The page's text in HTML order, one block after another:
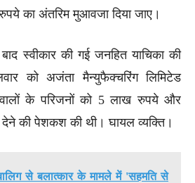
का अंतरिम मुआवजा दिया जाए।
स्वीकार की गई जनहित याचिका की
को अजंता मैन्युफैक्चरिंग लिमिटेड
के परिजनों को 5 लाख रुपये और
देने की पेशकश की थी। घायल व्यक्ति।
से बलात्कार के मामले में 'सहमति से